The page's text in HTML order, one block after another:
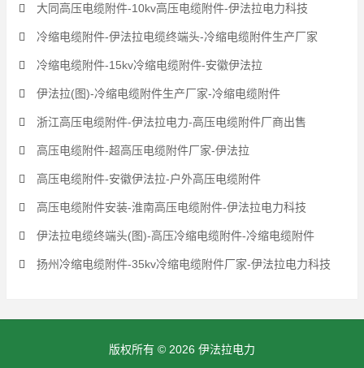
大同高压电缆附件-10kv高压电缆附件-伊法拉电力科技
冷缩电缆附件-伊法拉电缆终端头-冷缩电缆附件生产厂家
冷缩电缆附件-15kv冷缩电缆附件-安徽伊法拉
伊法拉(图)-冷缩电缆附件生产厂家-冷缩电缆附件
浙江高压电缆附件-伊法拉电力-高压电缆附件厂商出售
高压电缆附件-超高压电缆附件厂家-伊法拉
高压电缆附件-安徽伊法拉-户外高压电缆附件
高压电缆附件安装-淮南高压电缆附件-伊法拉电力科技
伊法拉电缆终端头(图)-高压冷缩电缆附件-冷缩电缆附件
扬州冷缩电缆附件-35kv冷缩电缆附件厂家-伊法拉电力科技
版权所有 © 2026 伊法拉电力